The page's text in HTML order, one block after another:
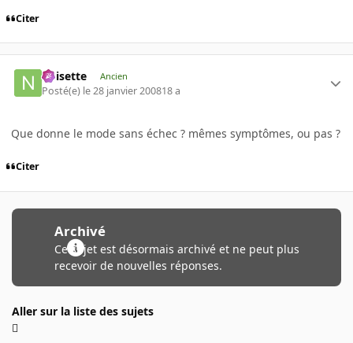
Citer
noisette Ancien
Posté(e) le 28 janvier 200818 a
Que donne le mode sans échec ? mêmes symptômes, ou pas ?
Citer
Archivé
Ce sujet est désormais archivé et ne peut plus
recevoir de nouvelles réponses.
Aller sur la liste des sujets